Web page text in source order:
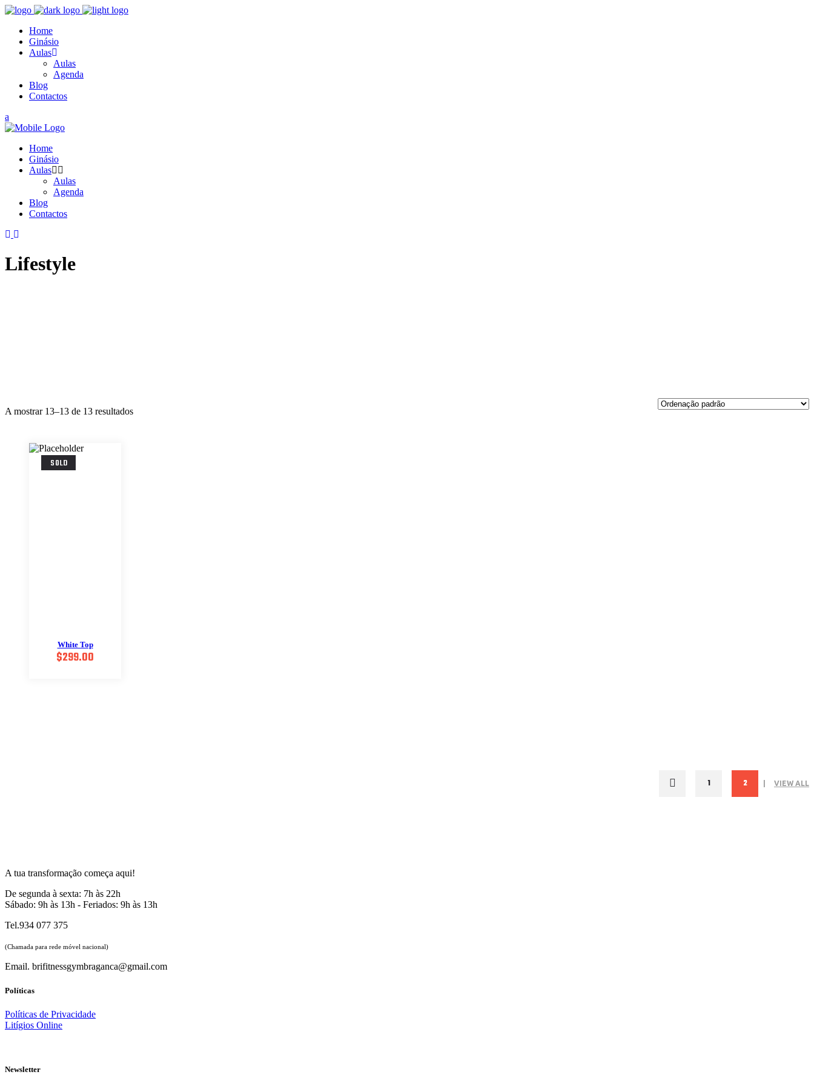
Home
Ginásio
Aulas
Aulas
Agenda
Blog
Contactos
Home
Ginásio
Aulas
Aulas
Agenda
Blog
Contactos
Lifestyle
A mostrar 13–13 de 13 resultados
SOLD
White Top
$299.00
1 2 VIEW ALL
A tua transformação começa aqui!
De segunda à sexta: 7h às 22h
Sábado: 9h às 13h - Feriados: 9h às 13h
Tel.934 077 375
(Chamada para rede móvel nacional)
Email. brifitnessgymbraganca@gmail.com
Políticas
Políticas de Privacidade
Litígios Online
Newsletter